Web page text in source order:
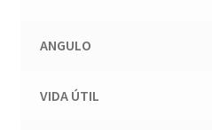
ANGULO
VIDA ÚTIL